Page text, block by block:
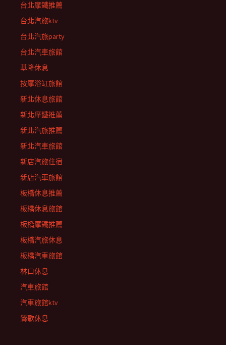
台北摩鐵推薦
台北汽旅ktv
台北汽旅party
台北汽車旅館
基隆休息
按摩浴缸旅館
新北休息旅館
新北摩鐵推薦
新北汽旅推薦
新北汽車旅館
新店汽旅住宿
新店汽車旅館
板橋休息推薦
板橋休息旅館
板橋摩鐵推薦
板橋汽旅休息
板橋汽車旅館
林口休息
汽車旅館
汽車旅館ktv
鶯歌休息